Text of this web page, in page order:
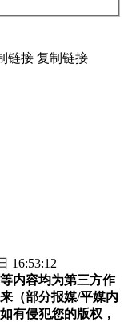
链接 复制链接
16:53:12
内容均为第三方作
（部分报媒/平媒内
有侵犯您的版权，